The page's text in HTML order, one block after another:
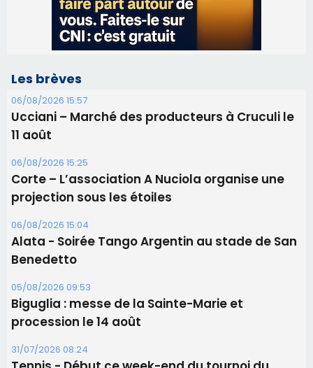
06/08/2026 15:25
Corte – L’association A Nuciola organise une
06/08/2026 15:04
Alata - Soirée Tango Argentin au stade de San
Benedetto
05/08/2026 09:53
Biguglia : messe de la Sainte-Marie et
procession le 14 août
31/07/2026 08:24
Tennis - Début ce week-end du tournoi du
RCPV
31/07/2026 08:22
82ème anniversaire de la disparition du
Commandant Antoine de Saint Exupery